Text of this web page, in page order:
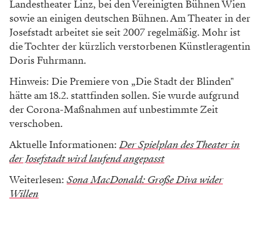
Landestheater Linz, bei den Vereinigten Bühnen Wien
sowie an einigen deutschen Bühnen. Am Theater in der
Josefstadt arbeitet sie seit 2007 regelmäßig. Mohr ist
die Tochter der kürzlich verstorbenen Künstleragentin
Doris Fuhrmann.
Hinweis: Die Premiere von „Die Stadt der Blinden"
hätte am 18.2. stattfinden sollen. Sie wurde aufgrund
der Corona-Maßnahmen auf unbestimmte Zeit
verschoben.
Aktuelle Informationen:Der Spielplan des Theater in
der Josefstadt wird laufend angepasst
Weiterlesen: Sona MacDonald: Große Diva wider
Willen